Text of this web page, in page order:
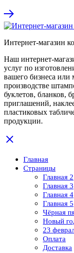
Интернет-
Наш интернет-
услуг по
вашего бизнеса
производстве
буклетов, бланков,
приглашений,
пластиковых
продукции.
Главная
Страницы
Главная 2
Главная 3
Главная 4
Главная 5
Чёрная
Новый
23
Оплата
Доставка